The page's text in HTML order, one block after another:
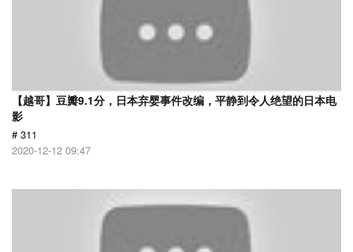
【越哥】豆瓣9.1分，日本弃婴事件改编，平静到令人绝望的日本电
影
# 311
2020-12-12 09:47